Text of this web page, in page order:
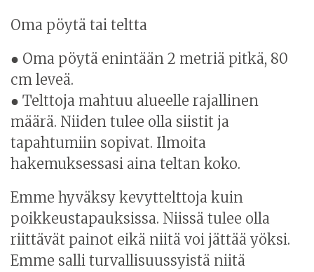
Oma pöytä tai teltta
● Oma pöytä enintään 2 metriä pitkä, 80
cm leveä.
● Telttoja mahtuu alueelle rajallinen
määrä. Niiden tulee olla siistit ja
tapahtumiin sopivat. Ilmoita
hakemuksessasi aina teltan koko.
Emme hyväksy kevyttelttoja kuin
poikkeustapauksissa. Niissä tulee olla
riittävät painot eikä niitä voi jättää yöksi.
Emme salli turvallisuussyistä niitä